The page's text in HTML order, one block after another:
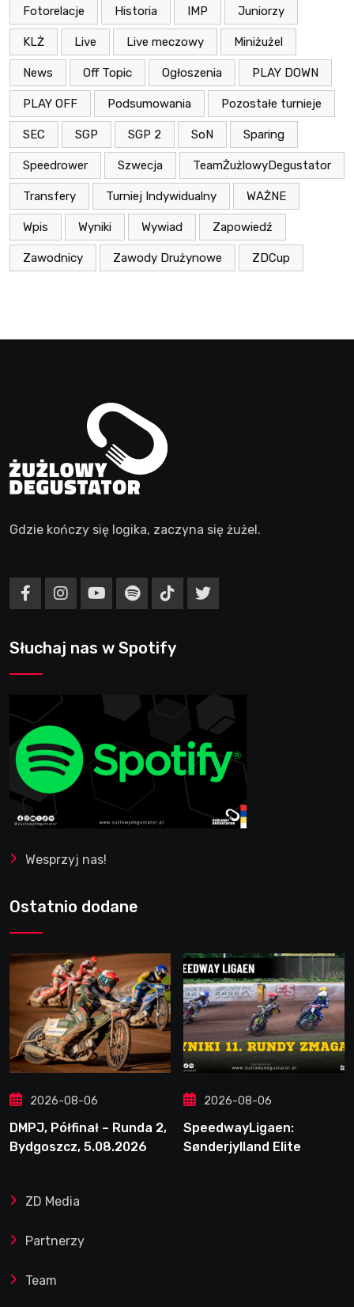
Fotorelacje Historia IMP Juniorzy
KLŻ Live Live meczowy Miniżużel
News Off Topic Ogłoszenia PLAY DOWN
PLAY OFF Podsumowania Pozostałe turnieje
SEC SGP SGP 2 SoN Sparing
Speedrower Szwecja TeamŻużlowyDegustator
Transfery Turniej Indywidualny WAŻNE
Wpis Wyniki Wywiad Zapowiedź
Zawodnicy Zawody Drużynowe ZDCup
Gdzie kończy się logika, zaczyna się żużel.
Słuchaj nas w Spotify
Wesprzyj nas!
Ostatnio dodane
2026-08-06
DMPJ, Półfinał – Runda 2,
Bydgoszcz, 5.08.2026
2026-08-06
SpeedwayLigaen:
Sønderjylland Elite
ZD Media
Partnerzy
Team